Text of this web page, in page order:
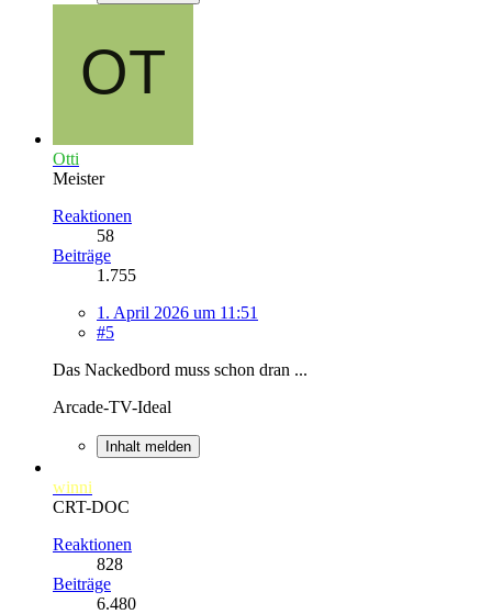
Otti
Meister
Reaktionen
58
Beiträge
1.755
1. April 2026 um 11:51
#5
Das Nackedbord muss schon dran ...
Arcade-TV-Ideal
Inhalt melden
winni
CRT-DOC
Reaktionen
828
Beiträge
6.480